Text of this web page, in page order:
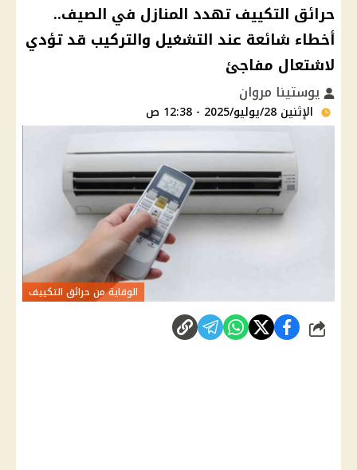
حرائق التكييف تهدد المنازل في الصيف..
أخطاء شائعة عند التشغيل والتركيب قد تؤدي
لاشتعال مفاجئ
يوستينا مروان
الإثنين 28/يوليو/2025 - 12:38 ص
الوقاية من حرائق التكييف
شارك